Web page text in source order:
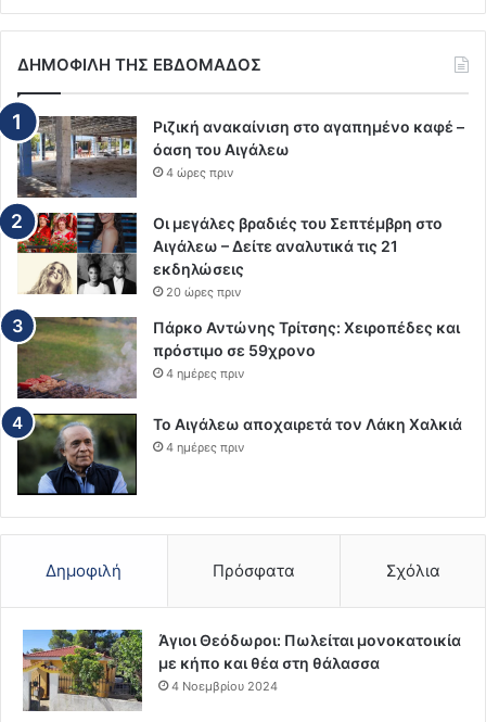
ΔΗΜΟΦΙΛΗ ΤΗΣ ΕΒΔΟΜΑΔΟΣ
Ριζική ανακαίνιση στο αγαπημένο καφέ –
όαση του Αιγάλεω
4 ώρες πριν
Οι μεγάλες βραδιές του Σεπτέμβρη στο
Αιγάλεω – Δείτε αναλυτικά τις 21
εκδηλώσεις
20 ώρες πριν
Πάρκο Αντώνης Τρίτσης: Χειροπέδες και
πρόστιμο σε 59χρονο
4 ημέρες πριν
Το Αιγάλεω αποχαιρετά τον Λάκη Χαλκιά
4 ημέρες πριν
Δημοφιλή Πρόσφατα Σχόλια
Άγιοι Θεόδωροι: Πωλείται μονοκατοικία
με κήπο και θέα στη θάλασσα
4 Νοεμβρίου 2024